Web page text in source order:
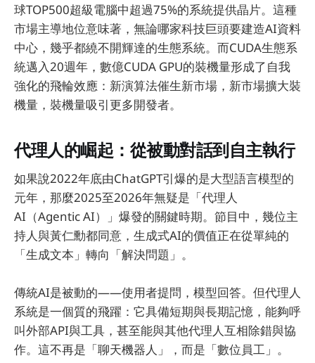
球TOP500超級電腦中超過75%的系統提供晶片。這種
市場主導地位意味著，無論哪家科技巨頭要建造AI資料
中心，幾乎都繞不開輝達的生態系統。而CUDA生態系
統邁入20週年，數億CUDA GPU的裝機量形成了自我
強化的飛輪效應：新演算法催生新市場，新市場擴大裝
機量，裝機量吸引更多開發者。
代理人的崛起：從被動對話到自主執行
如果說2022年底由ChatGPT引爆的是大型語言模型的
元年，那麼2025至2026年無疑是「代理人
AI（Agentic AI）」爆發的關鍵時期。節目中，幾位主
持人與黃仁勳都同意，生成式AI的價值正在從單純的
「生成文本」轉向「解決問題」。
傳統AI是被動的——使用者提問，模型回答。但代理人
系統是一個質的飛躍：它具備短期與長期記憶，能夠呼
叫外部API與工具，甚至能與其他代理人互相除錯與協
作。這不再是「聊天機器人」，而是「數位員工」。